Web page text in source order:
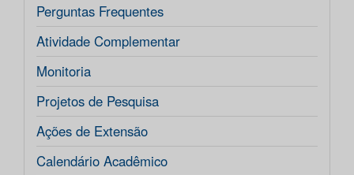
Perguntas Frequentes
Atividade Complementar
Monitoria
Projetos de Pesquisa
Ações de Extensão
Calendário Acadêmico